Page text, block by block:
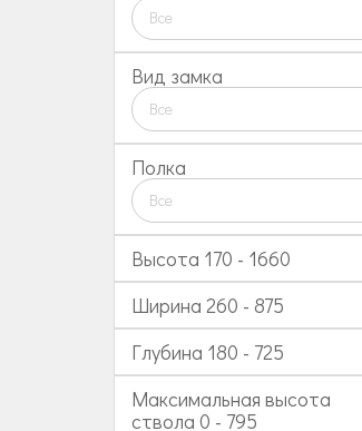
Все
Вид замка
Все
Полка
Все
Высота 170 - 1660
Ширина 260 - 875
Глубина 180 - 725
Максимальная высота
ствола 0 - 795